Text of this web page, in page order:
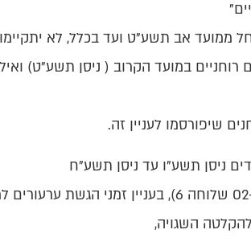
ממועד אב תשע"ט ועד בכלל, לא
רוחניים במועד הקרוב ( ניסן תשע"ט)
שיפורסמו לעניין זה.
ניסן תשע"ו עד ניסן תשע"ח
השגויה,